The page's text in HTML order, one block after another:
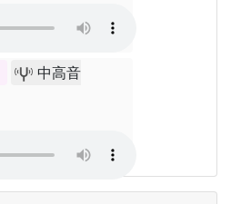
中高音